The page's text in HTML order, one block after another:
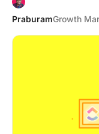
PraburamGrowth